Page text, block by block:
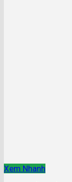
Xem Nhanh